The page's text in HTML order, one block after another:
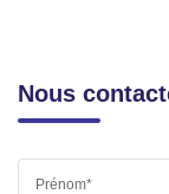
Nous
Prénom*